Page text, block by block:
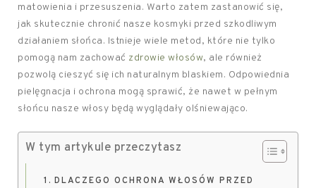
matowienia i przesuszenia. Warto zatem zastanowić się,
jak skutecznie chronić nasze kosmyki przed szkodliwym
działaniem słońca. Istnieje wiele metod, które nie tylko
pomogą nam zachować zdrowie włosów, ale również
pozwolą cieszyć się ich naturalnym blaskiem. Odpowiednia
pielęgnacja i ochrona mogą sprawić, że nawet w pełnym
słońcu nasze włosy będą wyglądały olśniewająco.
W tym artykule przeczytasz
DLACZEGO OCHRONA WŁOSÓW PRZED